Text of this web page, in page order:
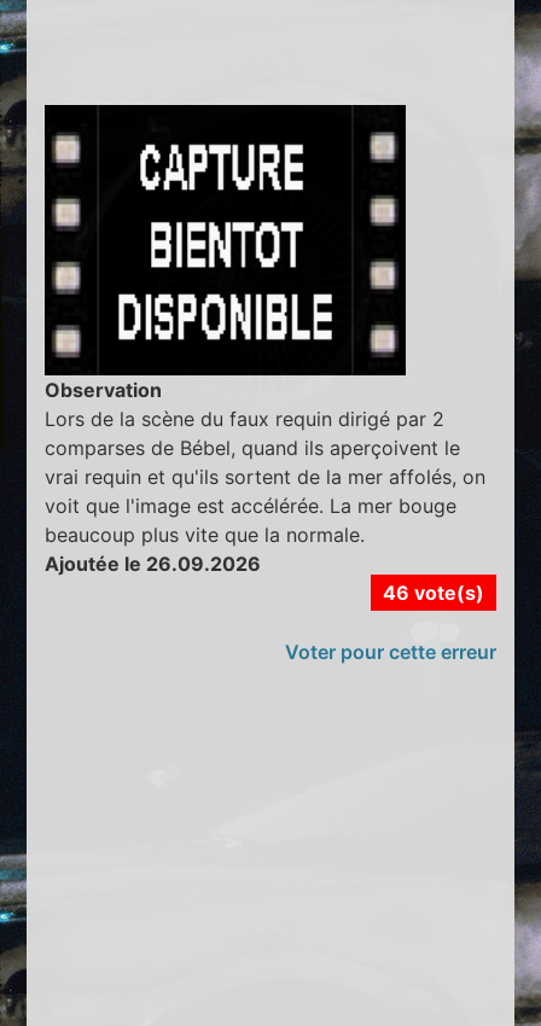
Observation
Lors de la scène du faux requin dirigé par 2
comparses de Bébel, quand ils aperçoivent le
vrai requin et qu'ils sortent de la mer affolés, on
voit que l'image est accélérée. La mer bouge
beaucoup plus vite que la normale.
Ajoutée le 26.09.2026
46 vote(s)
Voter pour cette erreur